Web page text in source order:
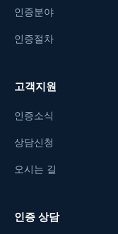
인증분야
인증절차
고객지원
인증소식
상담신청
오시는 길
인증 상담